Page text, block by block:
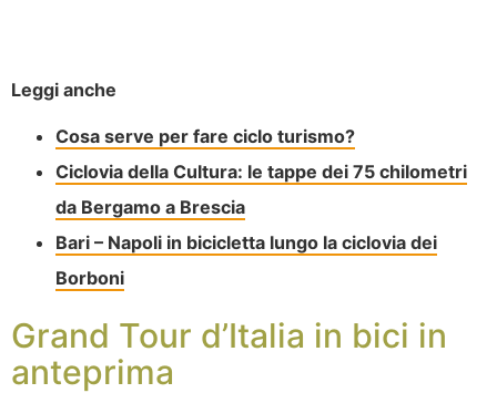
Leggi anche
Cosa serve per fare ciclo turismo?
Ciclovia della Cultura: le tappe dei 75 chilometri
da Bergamo a Brescia
Bari – Napoli in bicicletta lungo la ciclovia dei
Borboni
Grand Tour d’Italia in bici in
anteprima